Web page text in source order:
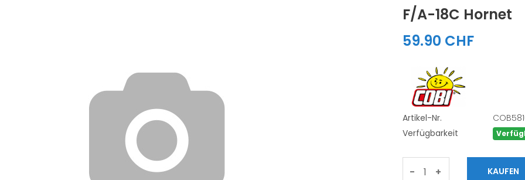
F/A-18C Hornet
59.90 CHF
Artikel-Nr.
Verfügbarkeit
- +